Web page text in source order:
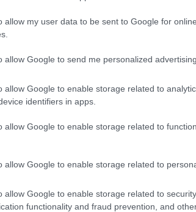
allow my user data to be sent to Google for
allow Google to send me personalized advertising.
allow Google to enable storage related to
identifiers in apps.
allow Google to enable storage related to
allow Google to enable storage related to
allow Google to enable storage related to
functionality and fraud prevention, and
news da